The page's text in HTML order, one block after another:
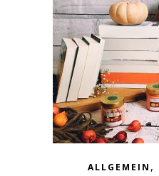
ALLGEMEIN ,